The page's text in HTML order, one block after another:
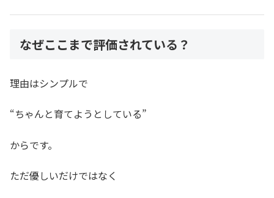
なぜここまで評価されている？
理由はシンプルで
“ちゃんと育てようとしている”
からです。
ただ優しいだけではなく